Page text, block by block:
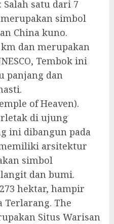
Salah satu dari 7
simbol
China kuno.
dan merupakan
Tembok ini
panjang dan
of Heaven).
di ujung
ini dibangun pada
arsitektur
simbol
dan bumi.
hektar, hampir
Terlarang. The
Situs Warisan